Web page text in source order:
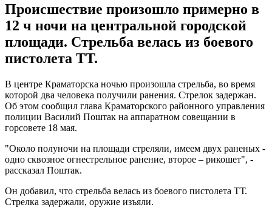
Происшествие произошло примерно в
12 ч ночи на центральной городской
площади. Стрельба велась из боевого
пистолета ТТ.
В центре Краматорска ночью произошла стрельба, во время
которой два человека получили ранения. Стрелок задержан.
Об этом сообщил глава Краматорского районного управления
полиции Василий Поштак на аппаратном совещании в
горсовете 18 мая.
"Около полуночи на площади стреляли, имеем двух раненых -
одно сквозное огнестрельное ранение, второе – рикошет", -
рассказал Поштак.
Он добавил, что стрельба велась из боевого пистолета ТТ.
Стрелка задержали, оружие изъяли.